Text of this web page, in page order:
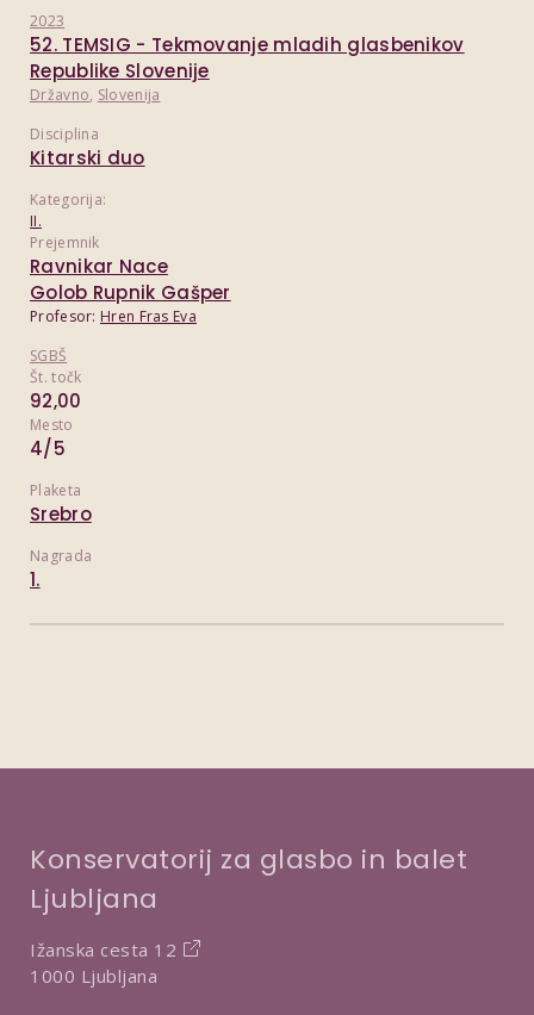
2023
52. TEMSIG - Tekmovanje mladih glasbenikov
Republike Slovenije
Državno, Slovenija
Disciplina
Kitarski duo
Kategorija:
II.
Prejemnik
Ravnikar Nace
Golob Rupnik Gašper
Profesor: Hren Fras Eva
SGBŠ
Št. točk
92,00
Mesto
4/5
Plaketa
Srebro
Nagrada
1.
Konservatorij za glasbo in balet
Ljubljana
Ižanska cesta 12
1000 Ljubljana